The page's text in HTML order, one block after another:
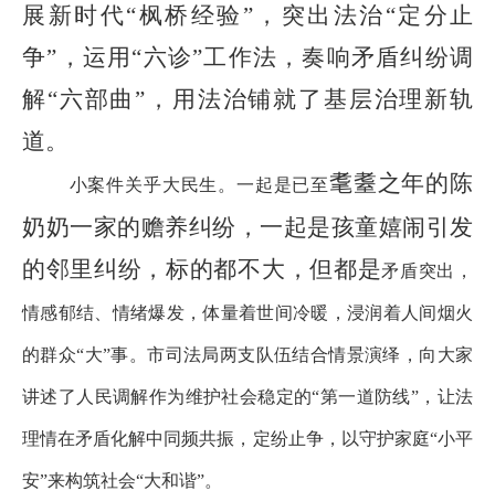
展新时代“枫桥经验 ”，突出法治“定分止
争” ，运用 “六诊”工作法，奏响矛盾纠纷调
解“六部曲 ” ，用法治铺就了基层治理新轨
道。
小案件关乎大民生。一起是已至耄耋之年的陈
奶奶一家的赡养纠纷，一起是孩童嬉闹引发
的邻里纠纷，标的都不大，但都是矛盾突出，
情感郁结、情绪爆发，体量着世间冷暖，浸润着人间烟火
的群众“大”事。市司法局两支队伍结合情景演绎，向大家
讲述了人民调解作为维护社会稳定的“第一道防线”，让法
理情在矛盾化解中同频共振，定纷止争，以守护家庭“小平
安”来构筑社会“大和谐”。